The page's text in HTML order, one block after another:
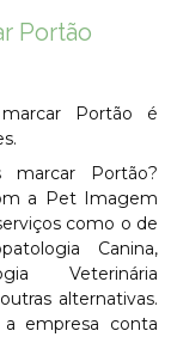
PORTÃO
Portão
Portão é
marcar Portão?
a Pet Imagem
como o de
Canina,
Veterinária
alternativas.
empresa conta